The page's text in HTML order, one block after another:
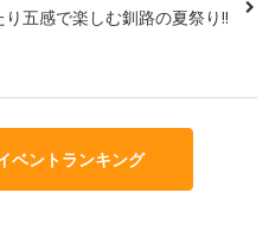
り五感で楽しむ釧路の夏祭り!!
ベントランキング